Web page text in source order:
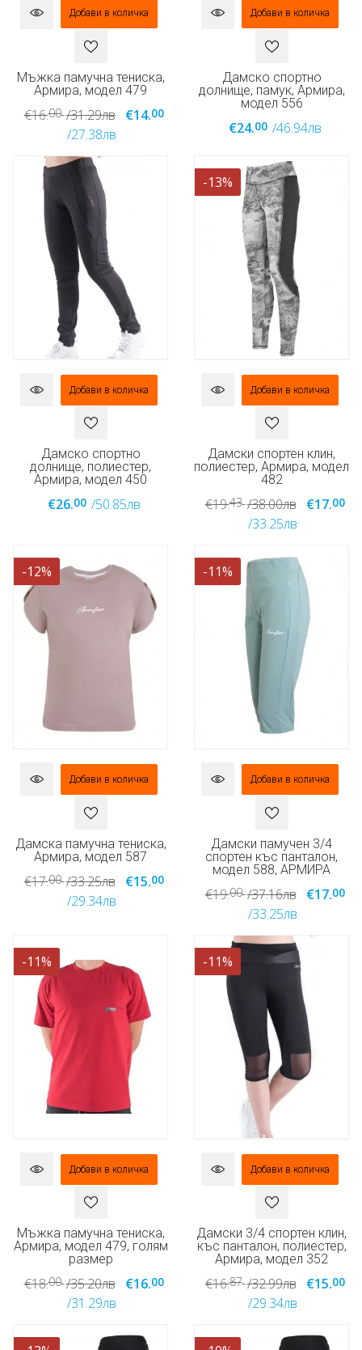
Добави в количка
Мъжка памучна тениска,
Армира, модел 479
€16.00 /31.29лв €14.00
/27.38лв
Добави в количка
Дамско спортно
долнище, памук, Армира,
модел 556
€24.00 /46.94лв
Добави в количка
Дамско спортно
долнище, полиестер,
Армира, модел 450
€26.00 /50.85лв
-13%
Добави в количка
Дамски спортен клин,
полиестер, Армира, модел
482
€19.43 /38.00лв €17.00
/33.25лв
-12%
Добави в количка
Дамска памучна тениска,
Армира, модел 587
€17.00 /33.25лв €15.00
/29.34лв
-11%
Добави в количка
Дамски памучен 3/4
спортен къс панталон,
модел 588, АРМИРА
€19.00 /37.16лв €17.00
/33.25лв
-11%
Добави в количка
Мъжка памучна тениска,
Армира, модел 479, голям
размер
€18.00 /35.20лв €16.00
/31.29лв
-11%
Добави в количка
Дамски 3/4 спортен клин,
къс панталон, полиестер,
Армира, модел 352
€16.87 /32.99лв €15.00
/29.34лв